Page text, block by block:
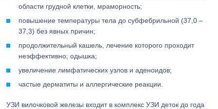
области грудной клетки, мраморность;
повышение температуры тела до субфебрильной (37,0 –
37,3) без явных причин;
продолжительный кашель, лечение которого проходит
неэффективно; одышка;
увеличение лимфатических узлов и аденоидов;
частые дерматиты и аллергические реакции.
УЗИ вилочковой железы входит в комплекс УЗИ деток до года